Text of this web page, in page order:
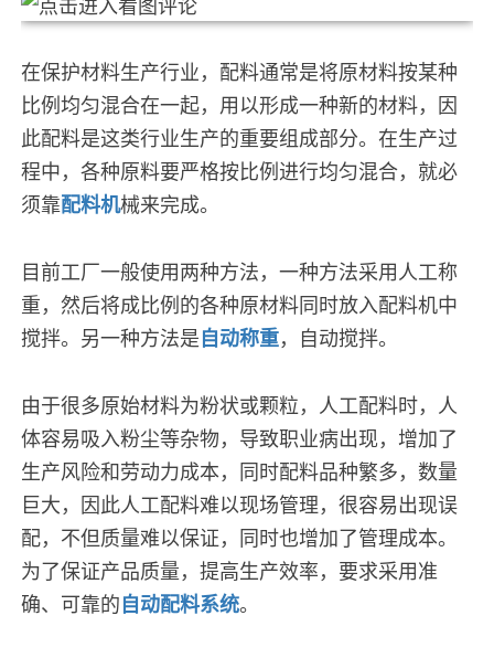
在保护材料生产行业，配料通常是将原材料按某种
比例均匀混合在一起，用以形成一种新的材料，因
此配料是这类行业生产的重要组成部分。在生产过
程中，各种原料要严格按比例进行均匀混合，就必
须靠配料机械来完成。
目前工厂一般使用两种方法，一种方法采用人工称
重，然后将成比例的各种原材料同时放入配料机中
搅拌。另一种方法是自动称重，自动搅拌。
由于很多原始材料为粉状或颗粒，人工配料时，人
体容易吸入粉尘等杂物，导致职业病出现，增加了
生产风险和劳动力成本，同时配料品种繁多，数量
巨大，因此人工配料难以现场管理，很容易出现误
配，不但质量难以保证，同时也增加了管理成本。
为了保证产品质量，提高生产效率，要求采用准
确、可靠的自动配料系统。